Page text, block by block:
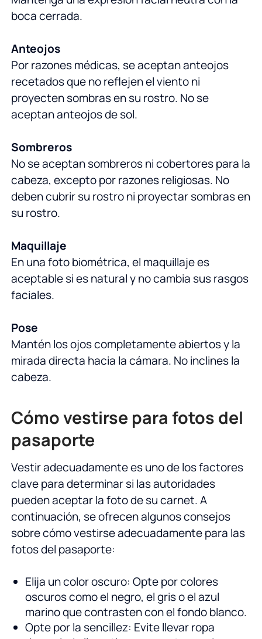
boca cerrada.
Anteojos
Por razones médicas, se aceptan anteojos
recetados que no reflejen el viento ni
proyecten sombras en su rostro. No se
aceptan anteojos de sol.
Sombreros
No se aceptan sombreros ni cobertores para la
cabeza, excepto por razones religiosas. No
deben cubrir su rostro ni proyectar sombras en
su rostro.
Maquillaje
En una foto biométrica, el maquillaje es
aceptable si es natural y no cambia sus rasgos
faciales.
Pose
Mantén los ojos completamente abiertos y la
mirada directa hacia la cámara. No inclines la
cabeza.
Cómo vestirse para fotos del
pasaporte
Vestir adecuadamente es uno de los factores
clave para determinar si las autoridades
pueden aceptar la foto de su carnet. A
continuación, se ofrecen algunos consejos
sobre cómo vestirse adecuadamente para las
fotos del pasaporte:
Elija un color oscuro: Opte por colores
oscuros como el negro, el gris o el azul
marino que contrasten con el fondo blanco.
Opte por la sencillez: Evite llevar ropa